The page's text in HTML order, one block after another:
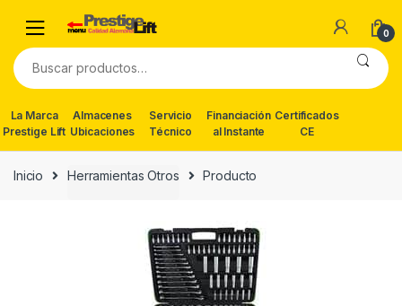
navigation
content
0
Buscar
por:
La Marca
Prestige Lift
Almacenes
Ubicaciones
Servicio
Técnico
Financiación
al Instante
Certificados
CE
Inicio Herramientas Otros Producto